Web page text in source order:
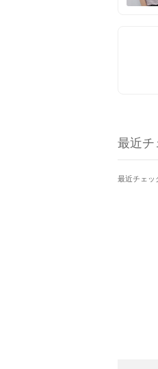
最近チ
最近チェッ